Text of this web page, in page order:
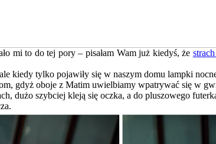
mi to do tej pory – pisałam Wam już kiedyś, że
kiedy tylko pojawiły się w naszym domu lampki
gdyż oboje z Matim uwielbiamy wpatrywać się w
dużo szybciej kleją się oczka, a do pluszowego